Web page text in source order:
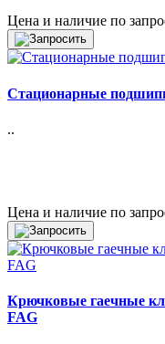
Цена и наличие по
Стационарные
..
Цена и наличие по
Крючковые гаечные
FAG